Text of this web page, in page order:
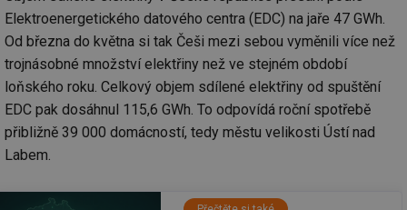
Elektroenergetického datového centra (EDC) na jaře 47 GWh.
Od března do května si tak Češi mezi sebou vyměnili více než
trojnásobné množství elektřiny než ve stejném období
loňského roku. Celkový objem sdílené elektřiny od spuštění
EDC pak dosáhnul 115,6 GWh. To odpovídá roční spotřebě
přibližně 39 000 domácností, tedy městu velikosti Ústí nad
Labem.